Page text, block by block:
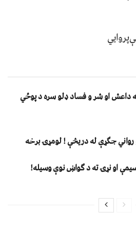
له داعش او شر و فساد ډلو سره د پوځي
جګړې له دریڅې ! لومړۍ برخه
او نړۍ ته د ګواښ نوې وسیله!